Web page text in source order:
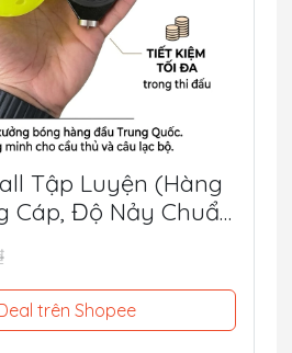
Tập Luyện (Hàng
Cáp, Độ Nảy Chuẩn
Kiệm
trên Shopee